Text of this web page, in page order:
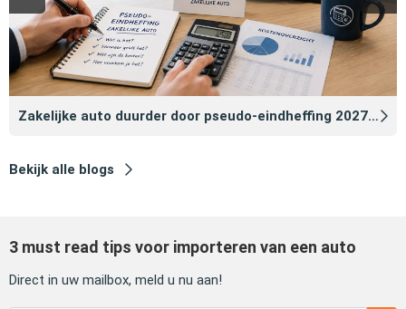
Zakelijke auto duurder door pseudo‑eindheffing 2027: zo voorkomt u dat
Bekijk alle blogs
3 must read tips voor importeren van een auto
Direct in uw mailbox, meld u nu aan!